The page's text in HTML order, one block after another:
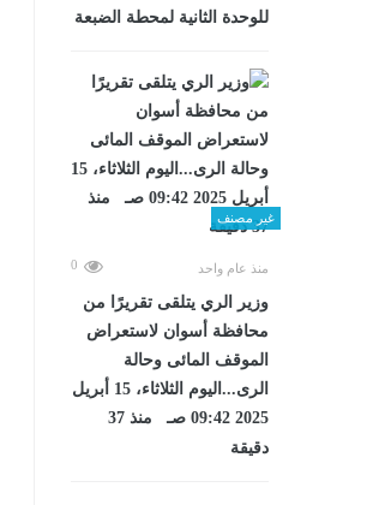
للوحدة الثانية لمحطة الضبعة
غير مصنف
منذ عام واحد 0
وزير الري يتلقى تقريرًا من
محافظة أسوان لاستعراض
الموقف المائى وحالة
الرى...اليوم الثلاثاء، 15 أبريل
2025 09:42 صـ منذ 37
دقيقة